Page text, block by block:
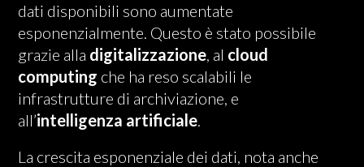
dati disponibili sono aumentate
esponenzialmente. Questo è stato possibile
grazie alla digitalizzazione, al cloud
computing che ha reso scalabili le
infrastrutture di archiviazione, e
all’intelligenza artificiale.
La crescita esponenziale dei dati, nota anche